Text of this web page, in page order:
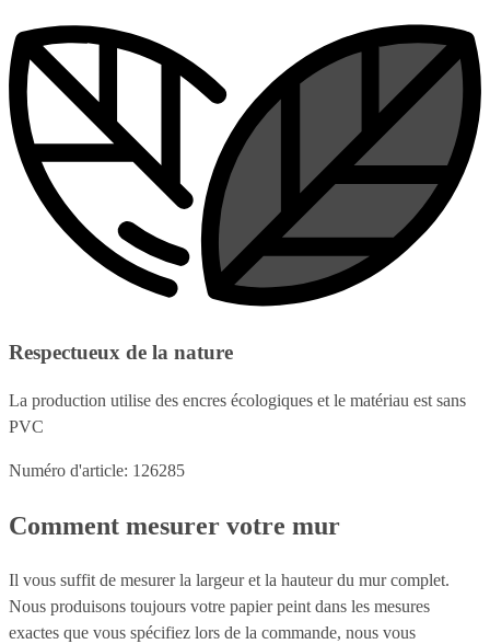
Respectueux de la nature
La production utilise des encres écologiques et le matériau est sans
PVC
Numéro d'article: 126285
Comment mesurer votre mur
Il vous suffit de mesurer la largeur et la hauteur du mur complet.
Nous produisons toujours votre papier peint dans les mesures
exactes que vous spécifiez lors de la commande, nous vous